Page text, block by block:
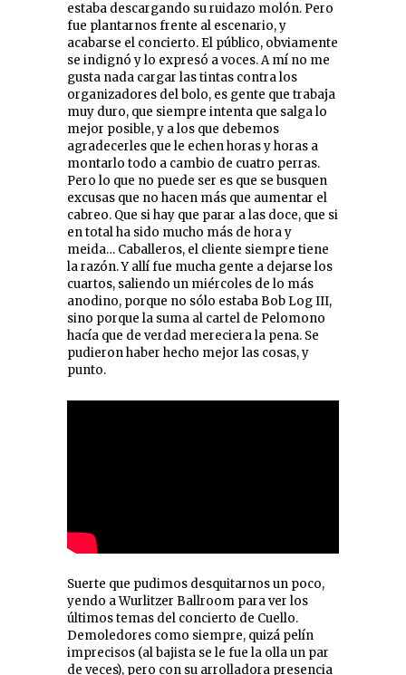
estaba descargando su ruidazo molón. Pero
fue plantarnos frente al escenario, y
acabarse el concierto. El público, obviamente
se indignó y lo expresó a voces. A mí no me
gusta nada cargar las tintas contra los
organizadores del bolo, es gente que trabaja
muy duro, que siempre intenta que salga lo
mejor posible, y a los que debemos
agradecerles que le echen horas y horas a
montarlo todo a cambio de cuatro perras.
Pero lo que no puede ser es que se busquen
excusas que no hacen más que aumentar el
cabreo. Que si hay que parar a las doce, que si
en total ha sido mucho más de hora y
meida… Caballeros, el cliente siempre tiene
la razón. Y allí fue mucha gente a dejarse los
cuartos, saliendo un miércoles de lo más
anodino, porque no sólo estaba Bob Log III,
sino porque la suma al cartel de Pelomono
hacía que de verdad mereciera la pena. Se
pudieron haber hecho mejor las cosas, y
punto.
Suerte que pudimos desquitarnos un poco,
yendo a Wurlitzer Ballroom para ver los
últimos temas del concierto de Cuello.
Demoledores como siempre, quizá pelín
imprecisos (al bajista se le fue la olla un par
de veces), pero con su arrolladora presencia